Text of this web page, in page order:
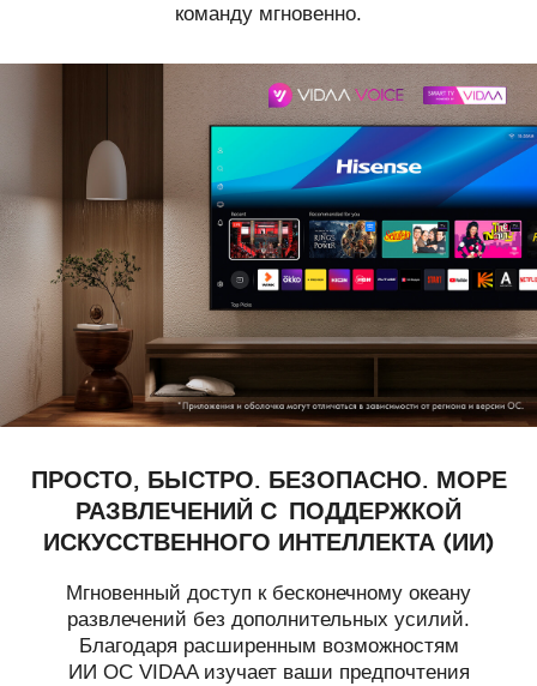
команду мгновенно.
ПРОСТО, БЫСТРО. БЕЗОПАСНО. МОРЕ
РАЗВЛЕЧЕНИЙ С ПОДДЕРЖКОЙ
ИСКУССТВЕННОГО ИНТЕЛЛЕКТА (ИИ)
Мгновенный доступ к бесконечному океану
развлечений без дополнительных усилий.
Благодаря расширенным возможностям
ИИ ОС VIDAA изучает ваши предпочтения